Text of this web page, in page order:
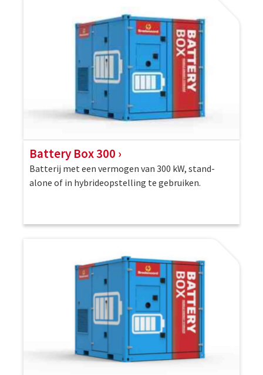
Battery Box 300
Batterij met een vermogen van 300 kW, stand-
alone of in hybrideopstelling te gebruiken.